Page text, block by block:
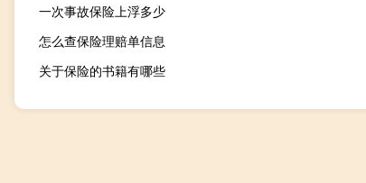
一次事故保险上浮多少
怎么查保险理赔单信息
关于保险的书籍有哪些